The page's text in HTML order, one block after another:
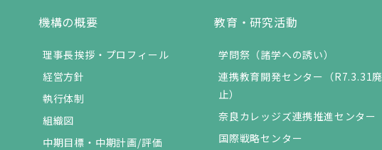
機構の概要
理事長挨拶・プロフィール
経営方針
執行体制
組織図
中期目標・中期計画/評価
教育・研究活動
学問祭（諸学への誘い）
連携教育開発センター（R7.3.31廃
止）
奈良カレッジズ連携推進センター
国際戦略センター